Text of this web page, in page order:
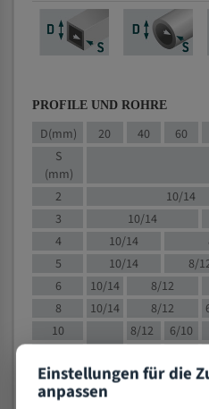
PROFILE UND ROHRE
D(mm) 20 40 60
S
(mm)
2
10/14
3
10/14
4
10/14
5
10/14 8/
6
10/14 8/12
8
10/14 8/12
10
8/12 6/10
15
8/12 6/10
20
Einstellungen für die
anpassen